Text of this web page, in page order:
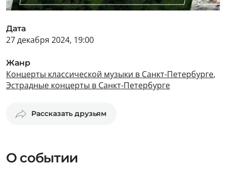
Дата
27 декабря 2024, 19:00
Жанр
Концерты классической музыки в Санкт-Петербурге,
Эстрадные концерты в Санкт-Петербурге
Рассказать друзьям
О событии